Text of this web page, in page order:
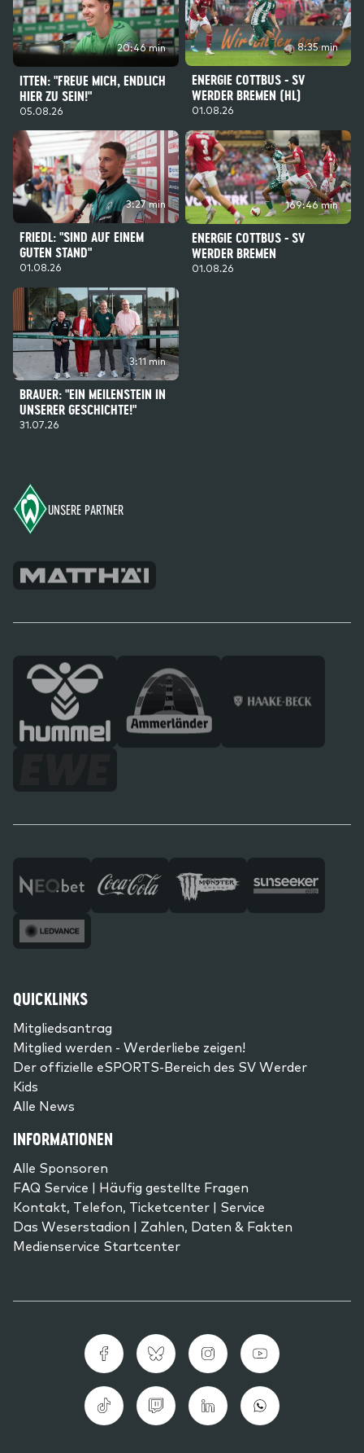
20:46 min
ITTEN: "FREUE MICH, ENDLICH
HIER ZU SEIN!"
05.08.26
8:35 min
ENERGIE COTTBUS - SV
WERDER BREMEN (HL)
01.08.26
3:27 min
FRIEDL: "SIND AUF EINEM
GUTEN STAND"
01.08.26
169:46 min
ENERGIE COTTBUS - SV
WERDER BREMEN
01.08.26
3:11 min
BRAUER: "EIN MEILENSTEIN IN
UNSERER GESCHICHTE!"
31.07.26
UNSERE PARTNER
QUICKLINKS
Mitgliedsantrag
Mitglied werden - Werderliebe zeigen!
Der offizielle eSPORTS-Bereich des SV Werder
Kids
Alle News
INFORMATIONEN
Alle Sponsoren
FAQ Service | Häufig gestellte Fragen
Kontakt, Telefon, Ticketcenter | Service
Das Weserstadion | Zahlen, Daten & Fakten
Medienservice Startcenter